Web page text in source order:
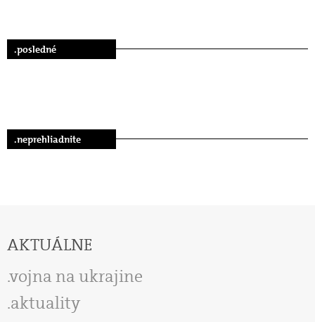
.posledné
.neprehliadnite
AKTUÁLNE
vojna na ukrajine
aktuality